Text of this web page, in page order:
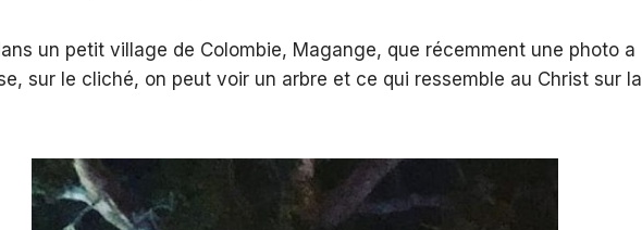
un petit village de Colombie, Magange, que récemment une photo a
sur le cliché, on peut voir un arbre et ce qui ressemble au Christ sur la